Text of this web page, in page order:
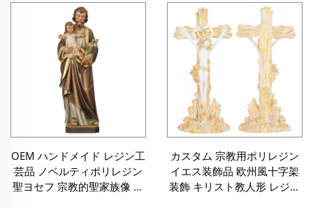
人形
OEM ハンドメイド レジン工
芸品 ノベルティポリレジン
聖ヨセフ 宗教的聖家族像 幼
カスタム 宗教用ポリレジン
イエス装飾品 欧州風十字架
装飾 キリスト教人形 レジン